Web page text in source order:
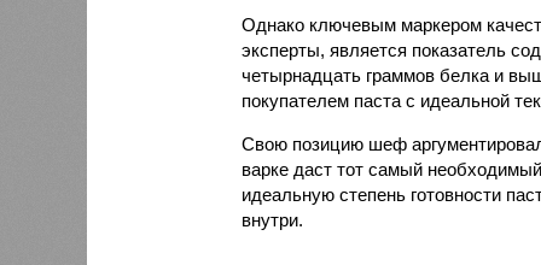
Однако ключевым маркером
эксперты, является показатель
четырнадцать граммов белка и
покупателем паста с идеальной
Свою позицию шеф
варке даст тот самый
идеальную степень готовности
внутри.